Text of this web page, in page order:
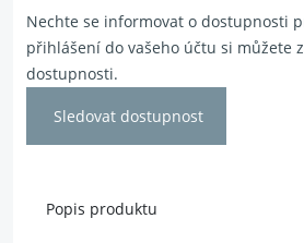
Nechte se informovat o dostupnosti
přihlášení do vašeho účtu si můžete
dostupnosti.
Sledovat dostupnost
Popis produktu